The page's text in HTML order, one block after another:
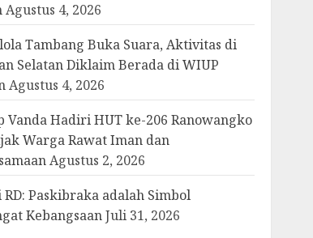
Agustus 4, 2026
Tambang Buka Suara, Aktivitas di
Selatan Diklaim Berada di WIUP
Agustus 4, 2026
Vanda Hadiri HUT ke-206 Ranowangko
Warga Rawat Iman dan
Agustus 2, 2026
Paskibraka adalah Simbol
Kebangsaan Juli 31, 2026